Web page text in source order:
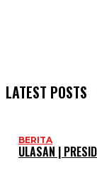
LATEST POSTS
BERITA
ULASAN |